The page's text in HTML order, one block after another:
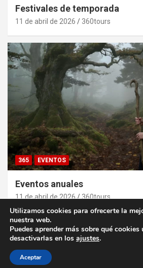
Festivales de temporada
11 de abril de 2026 360tours
365 EVENTOS
Eventos anuales
11 de abril de 2026 360tours
Copyright ©2026El Algarve en
Tema por:
Theme Horse
Utilizamos cookies para ofrecerte la
nuestra web.
Puedes aprender más sobre qué
desactivarlas en los ajustes.
Aceptar